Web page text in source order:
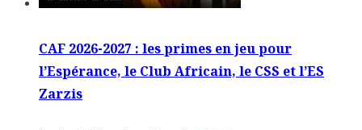
CAF 2026-2027 : les primes en jeu pour
l’Espérance, le Club Africain, le CSS et l’ES
Zarzis